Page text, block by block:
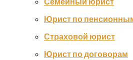
Юрист по
Страховой юрист
Юрист по договорам